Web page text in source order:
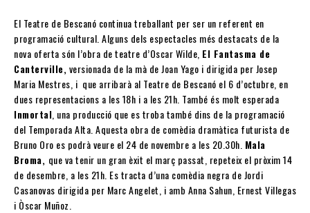
El Teatre de Bescanó continua treballant per ser un referent en
programació cultural. Alguns dels espectacles més destacats de la
nova oferta són l’obra de teatre d’Oscar Wilde, El Fantasma de
Canterville, versionada de la mà de Joan Yago i dirigida per Josep
Maria Mestres, i que arribarà al Teatre de Bescanó el 6 d’octubre, en
dues representacions a les 18h i a les 21h. També és molt esperada
Inmortal , una producció que es troba també dins de la programació
del Temporada Alta. Aquesta obra de comèdia dramàtica futurista de
Bruno Oro es podrà veure el 24 de novembre a les 20.30h. Mala
Broma, que va tenir un gran èxit el març passat, repeteix el pròxim 14
de desembre, a les 21h. Es tracta d’una comèdia negra de Jordi
Casanovas dirigida per Marc Angelet, i amb Anna Sahun, Ernest Villegas
i Òscar Muñoz.